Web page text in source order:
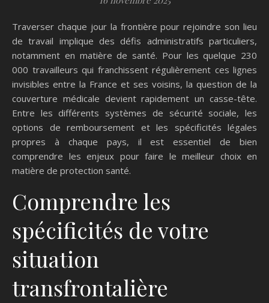
Traverser chaque jour la frontière pour rejoindre son lieu
de travail implique des défis administratifs particuliers,
notamment en matière de santé. Pour les quelque 230
000 travailleurs qui franchissent régulièrement ces lignes
invisibles entre la France et ses voisins, la question de la
couverture médicale devient rapidement un casse-tête.
Entre les différents systèmes de sécurité sociale, les
options de remboursement et les spécificités légales
propres à chaque pays, il est essentiel de bien
comprendre les enjeux pour faire le meilleur choix en
matière de protection santé.
Comprendre les
spécificités de votre
situation
transfrontalière